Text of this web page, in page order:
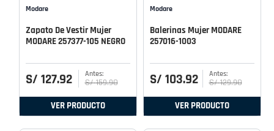
Modare
Zapato De Vestir Mujer
MODARE 257377-105 NEGRO
S/ 127.92 S/ 159.90
VER PRODUCTO
Modare
Balerinas Mujer MODARE
257016-1003
S/ 103.92 S/ 129.90
VER PRODUCTO